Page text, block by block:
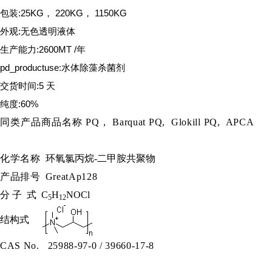
包装:25KG， 220KG， 1150KG
外观:无色透明液体
生产能力:2600MT /年
pd_productuse:水体除藻杀菌剂
交货时间:5 天
纯度:60%
同类产品商品名称 PQ， Barquat PQ, Glokill PQ, APCA
化学名称 环氧氯丙烷-二甲胺共聚物
产品排号 GreatAp128
分 子 式 C5H12NOCl
结构式
CAS No. 25988-97-0 / 39660-17-8